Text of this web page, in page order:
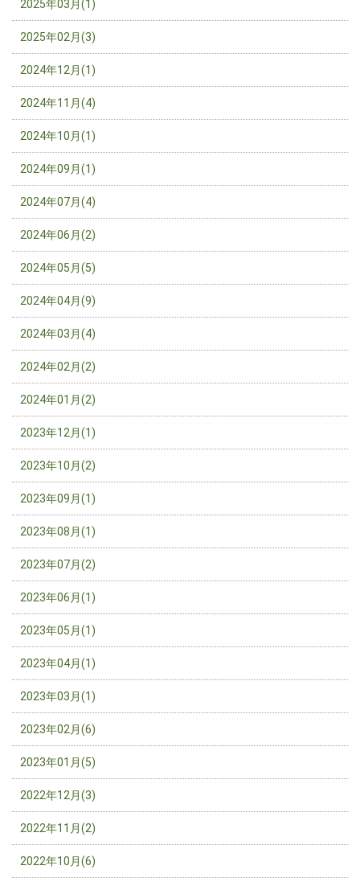
2025年03月(1)
2025年02月(3)
2024年12月(1)
2024年11月(4)
2024年10月(1)
2024年09月(1)
2024年07月(4)
2024年06月(2)
2024年05月(5)
2024年04月(9)
2024年03月(4)
2024年02月(2)
2024年01月(2)
2023年12月(1)
2023年10月(2)
2023年09月(1)
2023年08月(1)
2023年07月(2)
2023年06月(1)
2023年05月(1)
2023年04月(1)
2023年03月(1)
2023年02月(6)
2023年01月(5)
2022年12月(3)
2022年11月(2)
2022年10月(6)